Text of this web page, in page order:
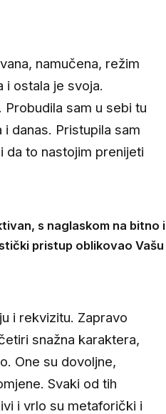
namučena, režim
i ostala je svoja.
sam u sebi tu
danas. Pristupila sam
da to nastojim prenijeti
s naglaskom na bitno i
pristup oblikovao Vašu
i rekvizitu. Zapravo
snažna karaktera,
One su dovoljne,
Svaki od tih
i vrlo su metaforički i